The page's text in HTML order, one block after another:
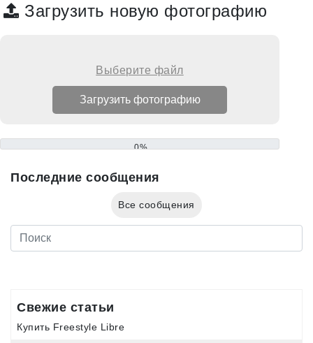
Загрузить новую фотографию
Выберите файл
0%
Последние сообщения
Все сообщения
Свежие статьи
Купить Freestyle Libre